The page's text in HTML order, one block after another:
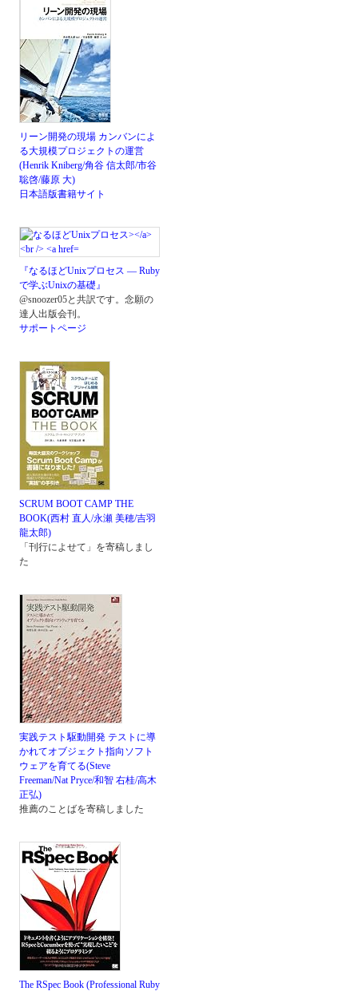
リーン開発の現場 カンバンによ
る大規模プロジェクトの運営
(Henrik Kniberg/角谷 信太郎/市谷
聡啓/藤原 大)
日本語版書籍サイト
『なるほどUnixプロセス ― Ruby
で学ぶUnixの基礎』
@snoozer05と共訳です。念願の
達人出版会刊。
サポートページ
SCRUM BOOT CAMP THE
BOOK(西村 直人/永瀬 美穂/吉羽
龍太郎)
「刊行によせて」を寄稿しまし
た
実践テスト駆動開発 テストに導
かれてオブジェクト指向ソフト
ウェアを育てる(Steve
Freeman/Nat Pryce/和智 右桂/高木
正弘)
推薦のことばを寄稿しました
The RSpec Book (Professional Ruby